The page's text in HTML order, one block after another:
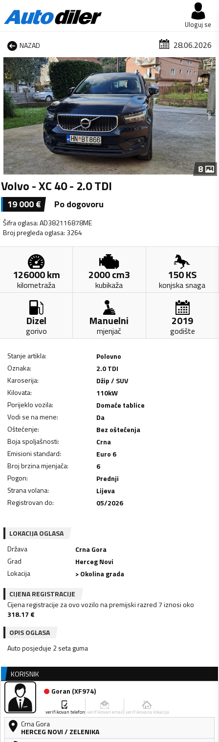
Uloguj se
NAZAD 28.06.2026
1 od 8
8
Volvo - XC 40 - 2.0 TDI
19 000€ Po dogovoru
Šifra oglasa:AD382116878ME
Broj pregleda oglasa: 3264
126000km
kilometraža
2000cm3
kubikaža
150KS
konjska snaga
Dizel
gorivo
Manuelni
mjenjač
2019
godište
Stanje artikla:
Polovno
Oznaka:
2.0 TDI
Karoserija:
Džip / SUV
Kilovata: 110kW
Porijeklo vozila:
Domaće tablice
Vodi se na mene:
Da
Oštećenje:
Bez oštećenja
Boja spoljašnosti:
Crna
Emisioni standard:
Euro 6
Broj brzina mjenjača:
6
Pogon:
Prednji
Strana volana:
Lijeva
Registrovan do: 05/2026
LOKACIJA OGLASA
Država
Crna Gora
Grad
Herceg Novi
Lokacija
> Okolina grada
CIJENA REGISTRACIJE
Cijena registracije za ovo vozilo na premijski razred 7 iznosi oko
318.17 €
OPIS OGLASA
Auto posjeduje 2 seta guma
KORISNIK
Goran (XF974)
verifikovan telefon verifikovan email verifikovana lokacija
Crna Gora
HERCEG NOVI/ ZELENIKA